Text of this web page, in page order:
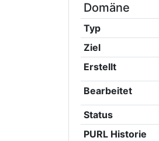
Domäne
Typ
Ziel
Erstellt
Bearbeitet
Status
PURL Historie